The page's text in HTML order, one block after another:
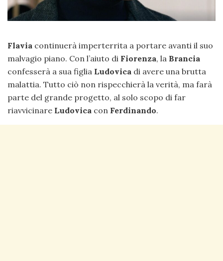
Flavia continuerà imperterrita a portare avanti il suo
malvagio piano. Con l’aiuto di Fiorenza, la Brancia
confesserà a sua figlia Ludovica di avere una brutta
malattia. Tutto ciò non rispecchierà la verità, ma farà
parte del grande progetto, al solo scopo di far
riavvicinare Ludovica con Ferdinando.